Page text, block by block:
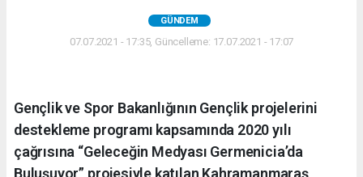
GÜNDEM
07.07.2021 - 17:35, Güncelleme: 17.07.2021 - 17:07
Gençlik ve Spor Bakanlığının Gençlik projelerini
destekleme programı kapsamında 2020 yılı
çağrısına “Geleceğin Medyası Germenicia’da
Buluşuyor” projesiyle katılan Kahramanmaraş